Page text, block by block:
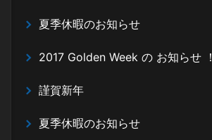
夏季休暇のお知らせ
2017 Golden Week の お知らせ ！
謹賀新年
夏季休暇のお知らせ